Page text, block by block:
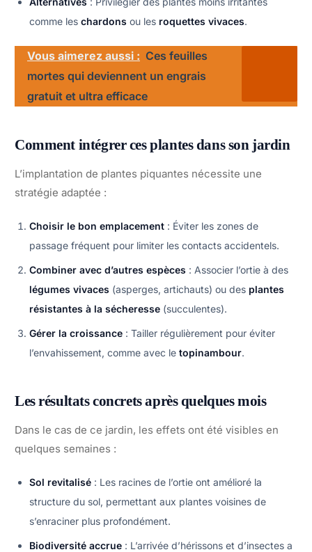
comme les chardons ou les roquettes vivaces.
Vous aimerez aussi : Ces feuilles
mortes qui deviennent un engrais
gratuit et ultra efficace
Comment intégrer ces plantes dans son jardin
L’implantation de plantes piquantes nécessite une
stratégie adaptée :
Choisir le bon emplacement : Éviter les zones de
passage fréquent pour limiter les contacts accidentels.
Combiner avec d’autres espèces : Associer l’ortie à des
légumes vivaces (asperges, artichauts) ou des plantes
résistantes à la sécheresse (succulentes).
Gérer la croissance : Tailler régulièrement pour éviter
l’envahissement, comme avec le topinambour.
Les résultats concrets après quelques mois
Dans le cas de ce jardin, les effets ont été visibles en
quelques semaines :
Sol revitalisé : Les racines de l’ortie ont amélioré la
structure du sol, permettant aux plantes voisines de
s’enraciner plus profondément.
Biodiversité accrue : L’arrivée d’hérissons et d’insectes a